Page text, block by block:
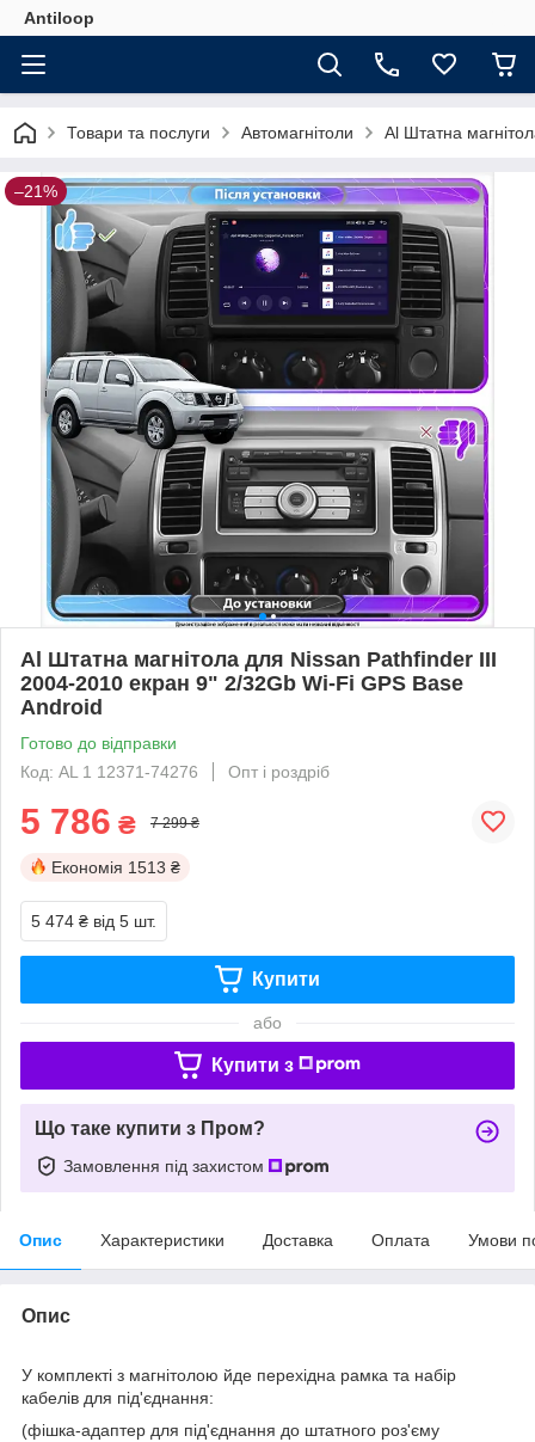
Antiloop
Товари та послуги Автомагнітоли Al Штатна
–21%
Al Штатна магнітола для Nissan Pathfinder III
2004-2010 екран 9" 2/32Gb Wi-Fi GPS Base
Android
Готово до відправки
Код: AL 1 12371-74276
Опт і роздріб
5 786 ₴ 7 299 ₴
Економія 1513 ₴
5 474 ₴ від 5 шт.
Купити
або
Купити з
Що таке купити з Пром?
Замовлення під захистом
Опис Характеристики Доставка Оплата Умови
Опис
У комплекті з магнітолою йде перехідна рамка та набір
кабелів для під'єднання:
(фішка-адаптер для під'єднання до штатного роз'єму